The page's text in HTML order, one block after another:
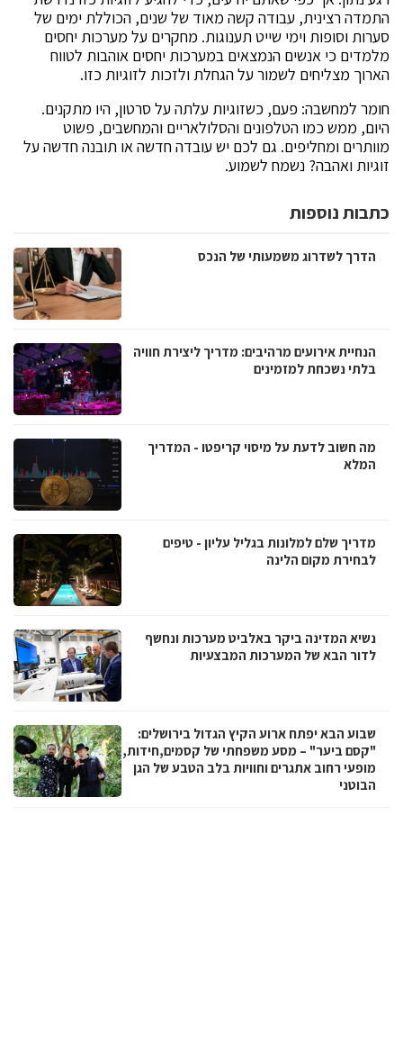
התמדה רצינית, עבודה קשה מאוד של שנים, הכוללת ימים של
סערות וסופות וימי שייט תענוגות. מחקרים על מערכות יחסים
מלמדים כי אנשים הנמצאים במערכות יחסים אוהבות לטווח
הארוך מצליחים לשמור על הגחלת ולזכות לזוגיות כזו.
חומר למחשבה: פעם, כשזוגיות עלתה על סרטון, היו מתקנים.
היום, ממש כמו הטלפונים והסלולאריים והמחשבים, פשוט
מוותרים ומחליפים. גם לכם יש עובדה חדשה או תובנה חדשה על
זוגיות ואהבה? נשמח לשמוע.
כתבות נוספות
הדרך לשדרוג משמעותי של הנכס
הנחיית אירועים מרהיבים: מדריך ליצירת חוויה
בלתי נשכחת למזמינים
מה חשוב לדעת על מיסוי קריפטו - המדריך
המלא
מדריך שלם למלונות בגליל עליון - טיפים
לבחירת מקום הלינה
נשיא המדינה ביקר באלביט מערכות ונחשף
לדור הבא של המערכות המבצעיות
שבוע הבא יפתח ארוע הקיץ הגדול בירושלים:
"קסם ביער" – מסע משפחתי של קסמים,חידות,
מופעי רחוב אתגרים וחוויות בלב הטבע של הגן
הבוטני